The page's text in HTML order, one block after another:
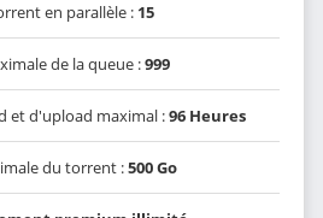
en parallèle : 15
de la queue :999
et d'upload maximal :96 Heures
du torrent :500 Go